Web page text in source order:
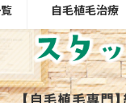
自毛植毛治療